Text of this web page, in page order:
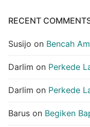
RECENT
Susijo on Bencah
Darlim on Perkede
Darlim on Perkede
Barus on Begiken